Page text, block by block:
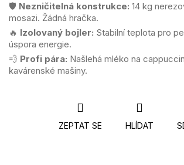
🛡️ Nezničitelná konstrukce: 14 kg
mosazi. Žádná hračka.
🔥 Izolovaný bojler: Stabilní teplota pro
úspora energie.
💨 Profi pára: Našlehá mléko na
kavárenské mašiny.
ZEPTAT SE HLÍDAT